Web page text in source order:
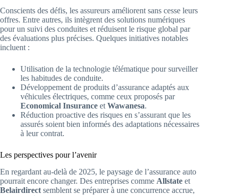
Conscients des défis, les assureurs améliorent sans cesse leurs
offres. Entre autres, ils intègrent des solutions numériques
pour un suivi des conduites et réduisent le risque global par
des évaluations plus précises. Quelques initiatives notables
incluent :
Utilisation de la technologie télématique pour surveiller
les habitudes de conduite.
Développement de produits d’assurance adaptés aux
véhicules électriques, comme ceux proposés par
Economical Insurance et Wawanesa.
Réduction proactive des risques en s’assurant que les
assurés soient bien informés des adaptations nécessaires
à leur contrat.
Les perspectives pour l’avenir
En regardant au-delà de 2025, le paysage de l’assurance auto
pourrait encore changer. Des entreprises comme Allstate et
Belairdirect semblent se préparer à une concurrence accrue,